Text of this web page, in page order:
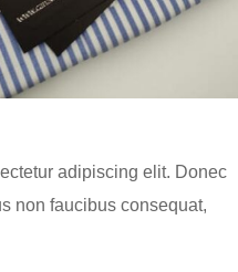
adipiscing elit. Donec
non faucibus consequat,